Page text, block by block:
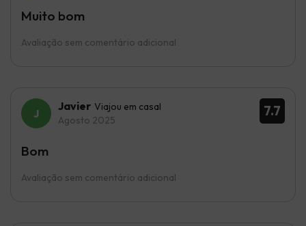
Avaliação sem comentário adicional
Muito bom
7.7
Javier Viajou em casal
Agosto 2025
Avaliação sem comentário adicional
Bom